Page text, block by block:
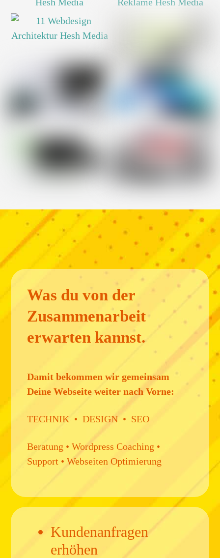
Was du von der
Zusammenarbeit
erwarten kannst.
Damit bekommen wir gemeinsam
Deine Webseite weiter nach Vorne:
TECHNIK • DESIGN • SEO
Beratung • Wordpress Coaching •
Support • Webseiten Optimierung
Kundenanfragen
erhöhen